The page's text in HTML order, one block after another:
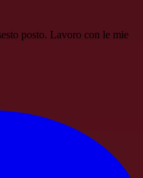
posto. Lavoro con le mie